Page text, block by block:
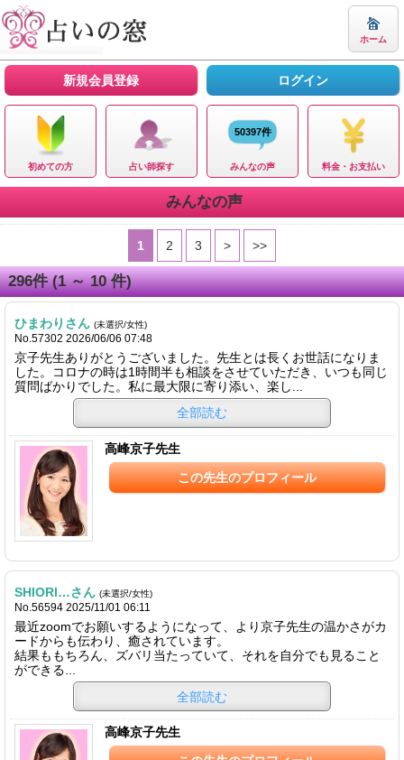
ホーム
新規会員登録 ログイン
初めての方 占い師探す
50397件
みんなの声 料金・お支払い
みんなの声
1 2 3 > >>
296件 (1 ～ 10 件)
ひまわりさん (未選択/女性)
No.57302 2026/06/06 07:48
京子先生ありがとうございました。先生とは長くお世話になりま
した。コロナの時は1時間半も相談をさせていただき、いつも同じ
質問ばかりでした。私に最大限に寄り添い、楽し...
全部読む
高峰京子先生
この先生のプロフィール
SHIORI…さん (未選択/女性)
No.56594 2025/11/01 06:11
最近zoomでお願いするようになって、より京子先生の温かさがカ
ードからも伝わり、癒されています。
結果ももちろん、ズバリ当たっていて、それを自分でも見ること
ができる...
全部読む
高峰京子先生